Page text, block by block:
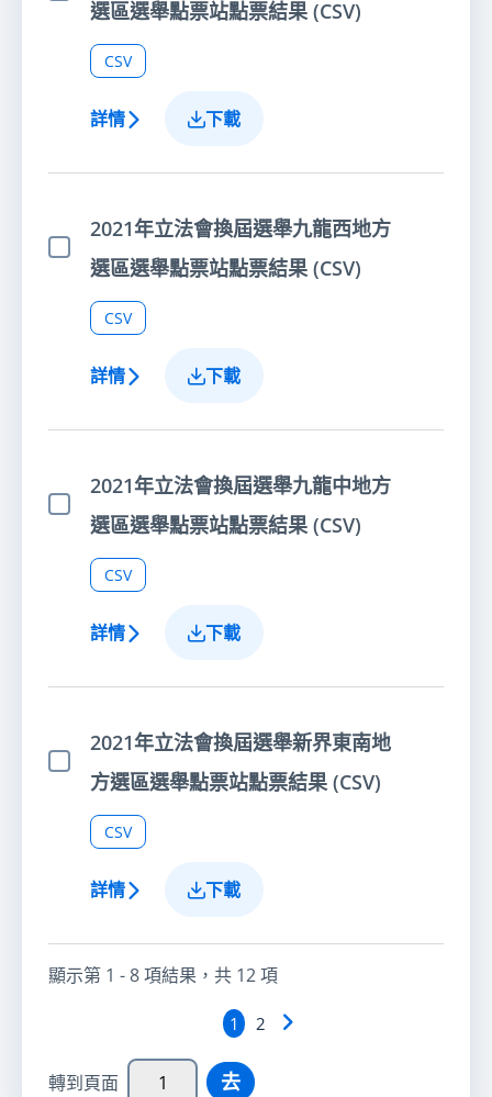
選區選舉點票站點票結果 (CSV)
CSV
詳情 下載
選擇項目
2021年立法會換屆選舉九龍西地方
選區選舉點票站點票結果 (CSV)
CSV
詳情 下載
選擇項目
2021年立法會換屆選舉九龍中地方
選區選舉點票站點票結果 (CSV)
CSV
詳情 下載
選擇項目
2021年立法會換屆選舉新界東南地
方選區選舉點票站點票結果 (CSV)
CSV
詳情 下載
顯示第 1 - 8項結果，共 12項
1 2
轉到頁面 去